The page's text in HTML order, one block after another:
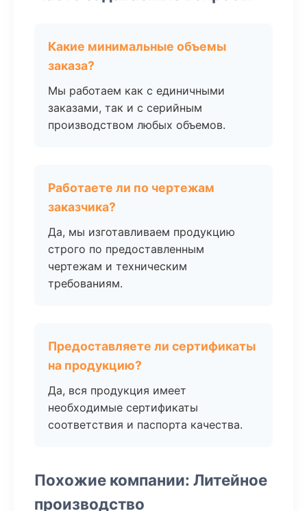
Какие минимальные объемы
заказа?
Мы работаем как с единичными
заказами, так и с серийным
производством любых объемов.
Работаете ли по чертежам
заказчика?
Да, мы изготавливаем продукцию
строго по предоставленным
чертежам и техническим
требованиям.
Предоставляете ли сертификаты
на продукцию?
Да, вся продукция имеет
необходимые сертификаты
соответствия и паспорта качества.
Похожие компании: Литейное
производство